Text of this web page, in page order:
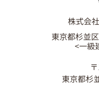
株式会
東京都杉並
<一級
東京都杉